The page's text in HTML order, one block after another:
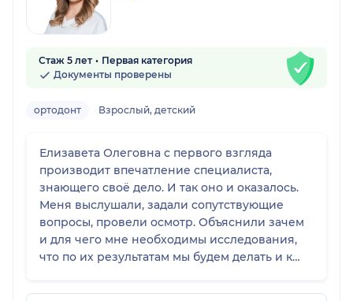
Стаж 5 лет
Первая категория
Документы проверены
ортодонт Взрослый, детский
Елизавета Олеговна с первого взгляда
производит впечатление специалиста,
знающего своё дело. И так оно и оказалось.
Меня выслушали, задали сопутствующие
вопросы, провели осмотр. Объяснили зачем
и для чего мне необходимы исследования,
что по их результатам мы будем делать и к
что попала именно сюда. И теперь продолжу